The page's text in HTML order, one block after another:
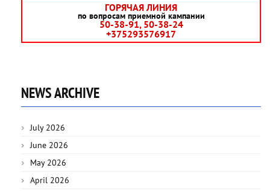
ГОРЯЧАЯ ЛИНИЯ
по вопросам приемной кампании
50-38-91, 50-38-24
+375293576917
NEWS ARCHIVE
July 2026
June 2026
May 2026
April 2026